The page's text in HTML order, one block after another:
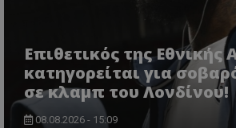
Επιθετικός της Εθνικής
κατηγορείται για
σε κλαμπ του Λονδίνου!
08.08.2026 - 15:09